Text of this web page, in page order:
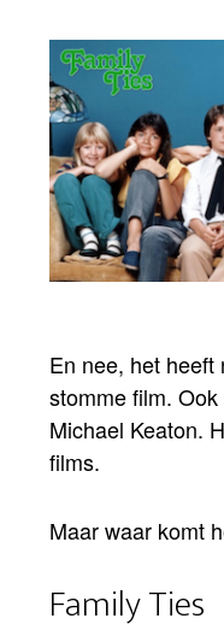
En nee, het
stomme film.
Michael Keaton.
films.
Maar waar komt
Family Ties